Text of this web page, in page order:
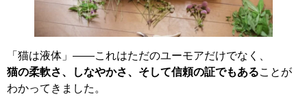
「猫は液体」——これはただのユーモアだけでなく、
猫の柔軟さ、しなやかさ、そして信頼の証でもあることが
わかってきました。